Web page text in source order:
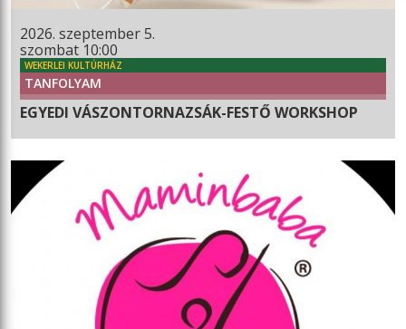
2026. szeptember 5.
szombat 10:00
WEKERLEI KULTÚRHÁZ
TANFOLYAM
EGYEDI VÁSZONTORNAZSÁK-FESTŐ WORKSHOP